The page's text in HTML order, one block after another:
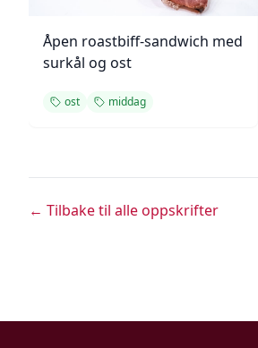
Åpen roastbiff-sandwich med
surkål og ost
ost middag
← Tilbake til alle oppskrifter